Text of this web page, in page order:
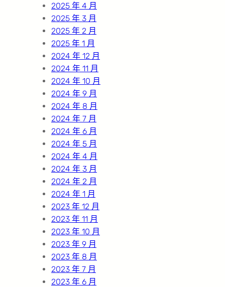
2025 年 4 月
2025 年 3 月
2025 年 2 月
2025 年 1 月
2024 年 12 月
2024 年 11 月
2024 年 10 月
2024 年 9 月
2024 年 8 月
2024 年 7 月
2024 年 6 月
2024 年 5 月
2024 年 4 月
2024 年 3 月
2024 年 2 月
2024 年 1 月
2023 年 12 月
2023 年 11 月
2023 年 10 月
2023 年 9 月
2023 年 8 月
2023 年 7 月
2023 年 6 月